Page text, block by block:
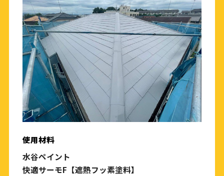
使用材料
水谷ペイント
快適サーモF【遮熱フッ素塗料】